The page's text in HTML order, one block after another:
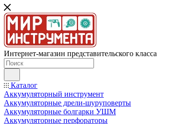
Интернет-магазин представительского класса
Каталог
Аккумуляторный инструмент
Аккумуляторные дрели-шуруповерты
Аккумуляторные болгарки УШМ
Аккумуляторные перфораторы